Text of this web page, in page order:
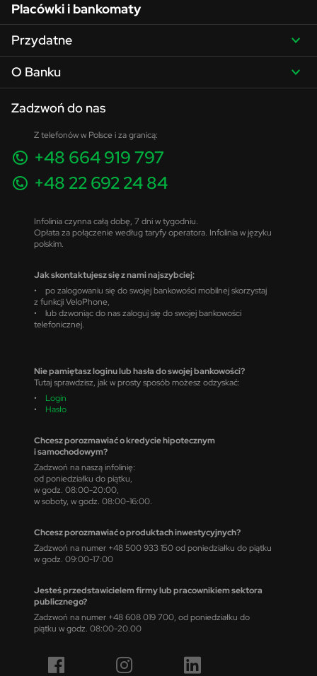
Placówki i bankomaty
Przydatne
O Banku
Zadzwoń do nas
Z telefonów w Polsce i za granicą:
+48 664 919 797
+48 22 692 24 84
Infolinia czynna całą dobę, 7 dni w tygodniu.
Opłata za połączenie według taryfy operatora. Infolinia w języku
polskim.
Jak skontaktujesz się z nami najszybciej:
• po zalogowaniu się do swojej bankowości mobilnej skorzystaj
z funkcji VeloPhone,
• lub dzwoniąc do nas zaloguj się do swojej bankowości
telefonicznej.
Nie pamiętasz loginu lub hasła do swojej bankowości?
Tutaj sprawdzisz, jak w prosty sposób możesz odzyskać:
• Login
• Hasło
Chcesz porozmawiać o kredycie hipotecznym
i samochodowym?
Zadzwoń na naszą infolinię:
od poniedziałku do piątku,
w godz. 08:00-20:00,
w soboty, w godz. 08:00-16:00.
Chcesz porozmawiać o produktach inwestycyjnych?
Zadzwoń na numer +48 500 933 150 od poniedziałku do piątku
w godz. 09:00-17:00
Jesteś przedstawicielem firmy lub pracownikiem sektora
publicznego?
Zadzwoń na numer +48 608 019 700, od poniedziałku do
piątku w godz. 08:00-20.00